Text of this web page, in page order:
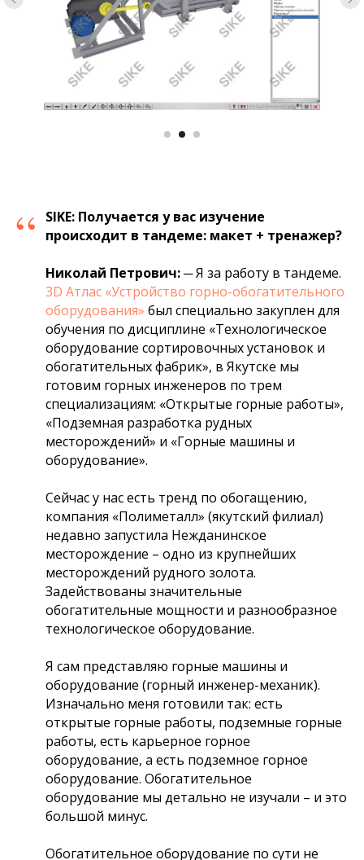
“ SIKE: Получается у вас изучение
происходит в тандеме: макет + тренажер?
Николай Петрович:─ Я за работу в тандеме.
3D Атлас «Устройство горно-обогатительного
оборудования» был специально закуплен для
обучения по дисциплине «Технологическое
оборудование сортировочных установок и
обогатительных фабрик», в Якутске мы
готовим горных инженеров по трем
специализациям: «Открытые горные работы»,
«Подземная разработка рудных
месторождений» и «Горные машины и
оборудование».
Сейчас у нас есть тренд по обогащению,
компания «Полиметалл» (якутский филиал)
недавно запустила Нежданинское
месторождение – одно из крупнейших
месторождений рудного золота.
Задействованы значительные
обогатительные мощности и разнообразное
технологическое оборудование.
Я сам представляю горные машины и
оборудование (горный инженер-механик).
Изначально меня готовили так: есть
открытые горные работы, подземные горные
работы, есть карьерное горное
оборудование, а есть подземное горное
оборудование. Обогатительное
оборудование мы детально не изучали – и это
большой минус.
Обогатительное оборудование по сути не